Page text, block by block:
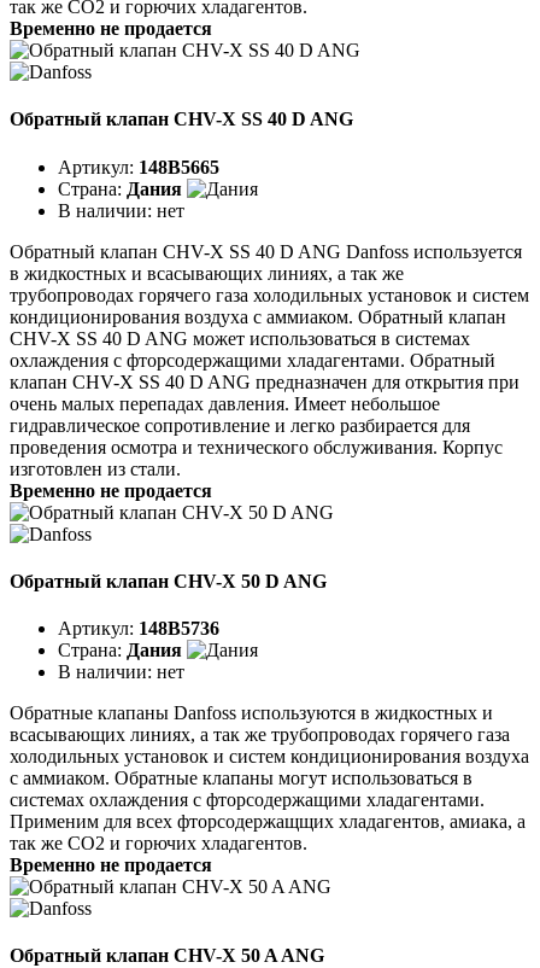
так же CO2 и горючих хладагентов.
Временно не продается
Обратный клапан CHV-X SS 40 D ANG
Артикул: 148B5665
Страна: Дания
В наличии: нет
Обратный клапан CHV-X SS 40 D ANG Danfoss используется
в жидкостных и всасывающих линиях, а так же
трубопроводах горячего газа холодильных установок и систем
кондиционирования воздуха с аммиаком. Обратный клапан
CHV-X SS 40 D ANG может использоваться в системах
охлаждения с фторсодержащими хладагентами. Обратный
клапан CHV-X SS 40 D ANG предназначен для открытия при
очень малых перепадах давления. Имеет небольшое
гидравлическое сопротивление и легко разбирается для
проведения осмотра и технического обслуживания. Корпус
изготовлен из стали.
Временно не продается
Обратный клапан CHV-X 50 D ANG
Артикул: 148B5736
Страна: Дания
В наличии: нет
Обратные клапаны Danfoss используются в жидкостных и
всасывающих линиях, а так же трубопроводах горячего газа
холодильных установок и систем кондиционирования воздуха
с аммиаком. Обратные клапаны могут использоваться в
системах охлаждения с фторсодержащими хладагентами.
Применим для всех фторсодержащщих хладагентов, амиака, а
так же CO2 и горючих хладагентов.
Временно не продается
Обратный клапан CHV-X 50 A ANG